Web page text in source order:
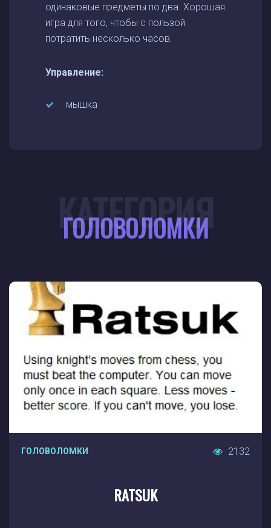
одинаковые предметы по два. Хорошая
игра для того, чтобы с пользой
потратить несколько часов.
Управление:
мышка
ГОЛОВОЛОМКИ
КАТЕГОРИЯ
ГОЛОВОЛОМКИ 2132
RATSUK